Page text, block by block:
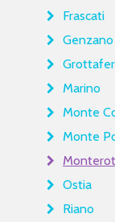
Frascati
Marino
Monte
Monte
Ostia
Riano